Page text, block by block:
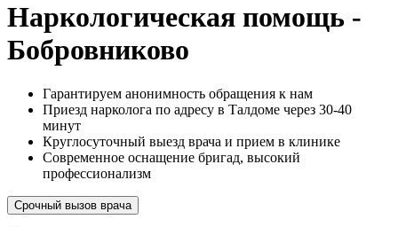
Наркологическая помощь -
Бобровниково
Гарантируем анонимность обращения к нам
Приезд нарколога по адресу в Талдоме через 30-40
минут
Круглосуточный выезд врача и прием в клинике
Современное оснащение бригад, высокий
профессионализм
Срочный вызов врача